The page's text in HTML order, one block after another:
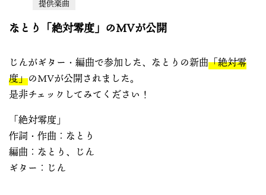
提供楽曲
なとり「絶対零度」のMVが公開
じんがギター・編曲で参加した、なとりの新曲「絶対零
度」のMVが公開されました。
是非チェックしてみてください！
「絶対零度」
作詞・作曲：なとり
編曲：なとり、じん
ギター：じん